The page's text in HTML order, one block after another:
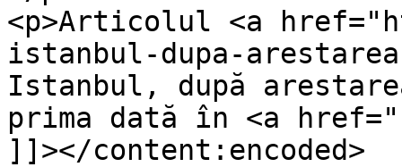
<p>Articolul <a
istanbul-dupa-
Istanbul, după
prima dată în <a
]]></content:encoded>